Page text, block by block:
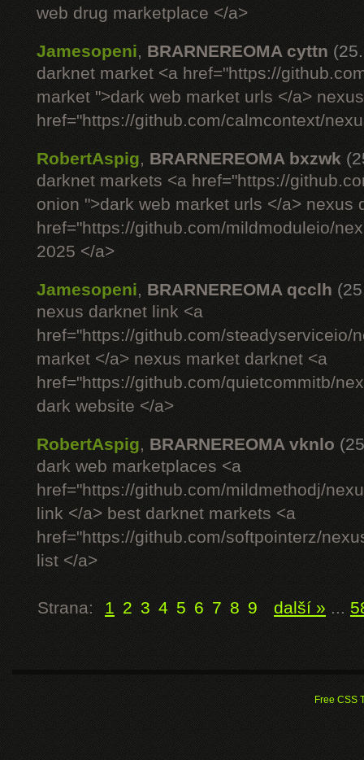
web drug marketplace </a>
Jamesopeni, BRARNEREOMA cyttn
darknet market <a href="https://
market ">dark web market urls </a>
href="https://github.com/calmcontext/
RobertAspig, BRARNEREOMA bxzwk
darknet markets <a href="https://
onion ">dark web market urls </a> nexus
href="https://github.com/mildmoduleio/
2025 </a>
Jamesopeni, BRARNEREOMA qcclh
nexus darknet link <a
href="https://github.com/steadyserviceio/
market </a> nexus market darknet <a
href="https://github.com/quietcommitb/
dark website </a>
RobertAspig, BRARNEREOMA vknlo
dark web marketplaces <a
href="https://github.com/mildmethodj/
link </a> best darknet markets <a
href="https://github.com/softpointerz/
list </a>
Strana: 1 2 3 4 5 6 7 8 9 další » ...
Free CSS